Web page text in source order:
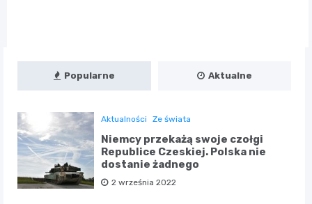
Popularne Aktualne
Aktualności Ze świata
Niemcy przekażą swoje czołgi
Republice Czeskiej. Polska nie
dostanie żadnego
2 września 2022